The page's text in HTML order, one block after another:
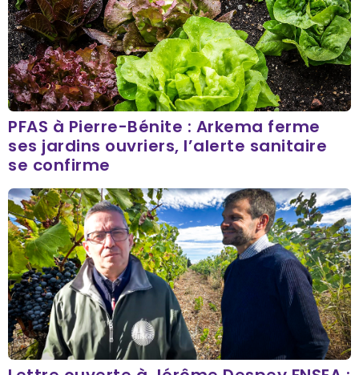
PFAS à Pierre-Bénite : Arkema ferme
ses jardins ouvriers, l’alerte sanitaire
se confirme